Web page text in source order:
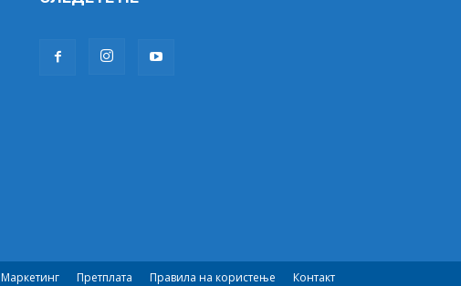
Маркетинг Претплата Правила на користење Контакт